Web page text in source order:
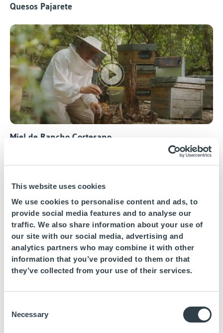
This website uses cookies
We use cookies to personalise content and ads, to
provide social media features and to analyse our
traffic. We also share information about your use of
our site with our social media, advertising and
analytics partners who may combine it with other
information that you’ve provided to them or that
they’ve collected from your use of their services.
Selection
Necessary
Quesos Pajarete
Miel de Rancho Cortesano
Salinas Bartivás
Protección de los entornos
Daia Slow Beach Hotels
es cuidar del ecosistema que nos rodea.